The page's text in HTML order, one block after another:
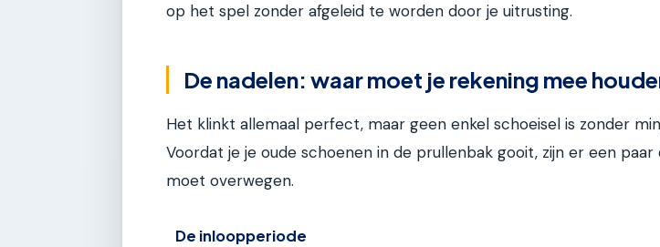
op het spel zonder afgeleid te worden door je uitrusting.
De nadelen: waar moet je rekening mee
Het klinkt allemaal perfect, maar geen enkel schoeisel is zonder
Voordat je je oude schoenen in de prullenbak gooit, zijn er een paar
moet overwegen.
De inloopperiode